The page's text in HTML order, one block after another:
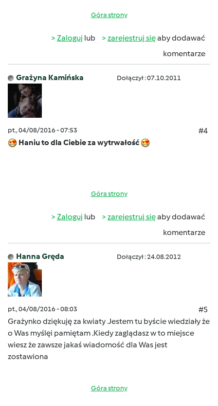
Góra strony
Zaloguj lub zarejestruj sięaby dodawać
komentarze
Grażyna Kamińska Dołączył : 07.10.2011
pt., 04/08/2016 - 07:53
#4
Haniu to dla Ciebie za wytrwałość
Góra strony
Zaloguj lub zarejestruj sięaby dodawać
komentarze
Hanna Gręda Dołączył : 24.08.2012
pt., 04/08/2016 - 08:03
#5
Grażynko dziękuję za kwiaty .Jestem tu byście wiedziały że
o Was myślęi pamiętam .Kiedy zaglądasz w to miejsce
wiesz że zawsze jakaś wiadomość dla Was jest
zostawiona
Góra strony